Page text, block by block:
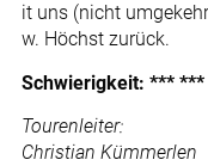
it uns (nicht
w. Höchst zurück.
Schwierigkeit: ***
Tourenleiter:
Christian Kümmerlen